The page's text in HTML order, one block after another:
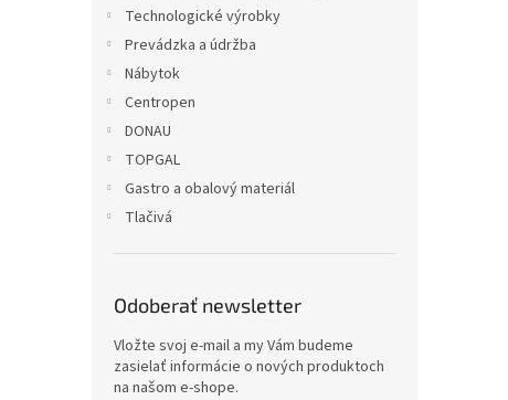
Technologické výrobky
Prevádzka a údržba
Nábytok
Centropen
DONAU
TOPGAL
Gastro a obalový materiál
Tlačivá
Odoberať newsletter
Vložte svoj e-mail a my Vám budeme
zasielať informácie o nových produktoch
na našom e-shope.